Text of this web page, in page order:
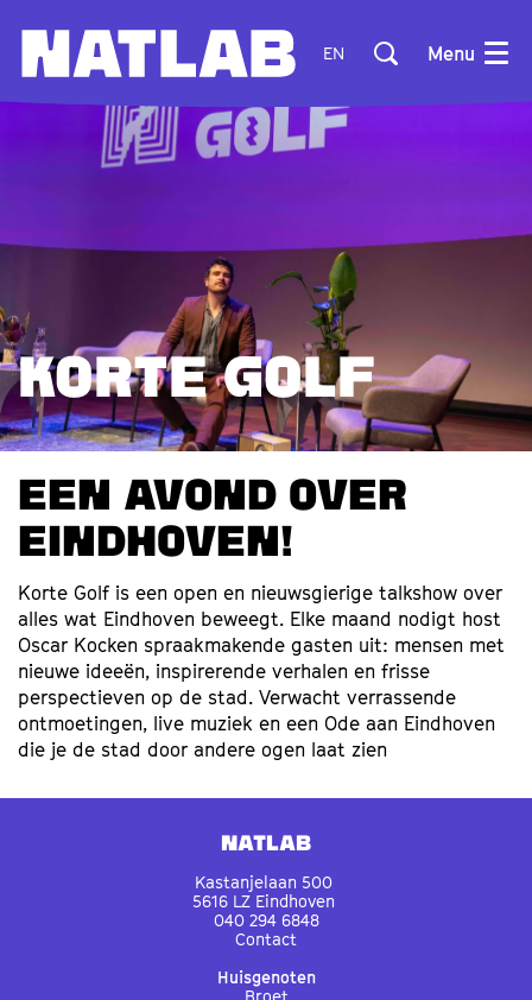
EN Menu
KORTE GOLF
EEN AVOND OVER
EINDHOVEN!
Korte Golf is een open en nieuwsgierige talkshow over
alles wat Eindhoven beweegt. Elke maand nodigt host
Oscar Kocken spraakmakende gasten uit: mensen met
nieuwe ideeën, inspirerende verhalen en frisse
perspectieven op de stad. Verwacht verrassende
ontmoetingen, live muziek en een Ode aan Eindhoven
die je de stad door andere ogen laat zien
Natlab
Kastanjelaan 500
5616 LZ Eindhoven
040 294 6848
Contact
Huisgenoten
Broet